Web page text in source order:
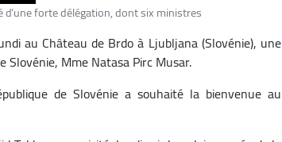
forte délégation, dont six ministres
au Château de Brdo à Ljubljana (Slovénie), une
Slovénie, Mme Natasa Pirc Musar.
de Slovénie a souhaité la bienvenue au